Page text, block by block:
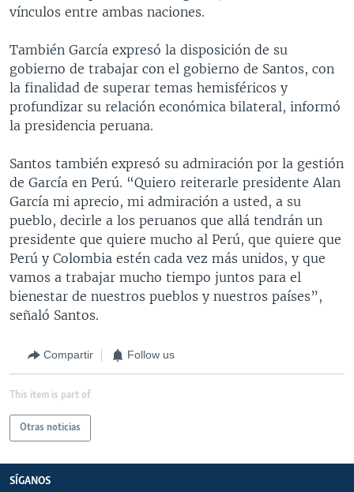
vínculos entre ambas naciones.
También García expresó la disposición de su
gobierno de trabajar con el gobierno de Santos, con
la finalidad de superar temas hemisféricos y
profundizar su relación económica bilateral, informó
la presidencia peruana.
Santos también expresó su admiración por la gestión
de García en Perú. “Quiero reiterarle presidente Alan
García mi aprecio, mi admiración a usted, a su
pueblo, decirle a los peruanos que allá tendrán un
presidente que quiere mucho al Perú, que quiere que
Perú y Colombia estén cada vez más unidos, y que
vamos a trabajar mucho tiempo juntos para el
bienestar de nuestros pueblos y nuestros países”,
señaló Santos.
Compartir Follow us
This item is part of
Otras noticias
SÍGANOS